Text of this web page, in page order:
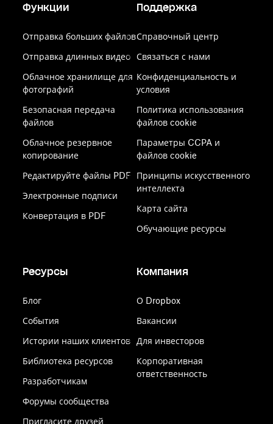
Функции
Отправка больших файлов
Отправка длинных видео
Облачное хранилище для
фотографий
Безопасная передача
файлов
Облачное резервное
копирование
Редактируйте файлы PDF
Электронные подписи
Конвертация в PDF
Поддержка
Справочный центр
Связаться с нами
Конфиденциальность и
условия
Политика использования
файлов cookie
Параметры CCPA и
файлов cookie
Принципы искусственного
интеллекта
Карта сайта
Обучающие ресурсы
Ресурсы
Блог
События
Истории наших клиентов
Библиотека ресурсов
Разработчикам
Форумы сообщества
Пригласите друзей
Компания
О Dropbox
Вакансии
Для инвесторов
Корпоративная
ответственность